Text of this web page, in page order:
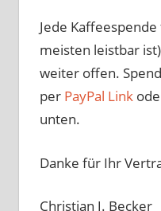
Jede
meisten leistbar
weiter offen.
per PayPal Link
unten.
Danke für Ihr
Christian J. Becker